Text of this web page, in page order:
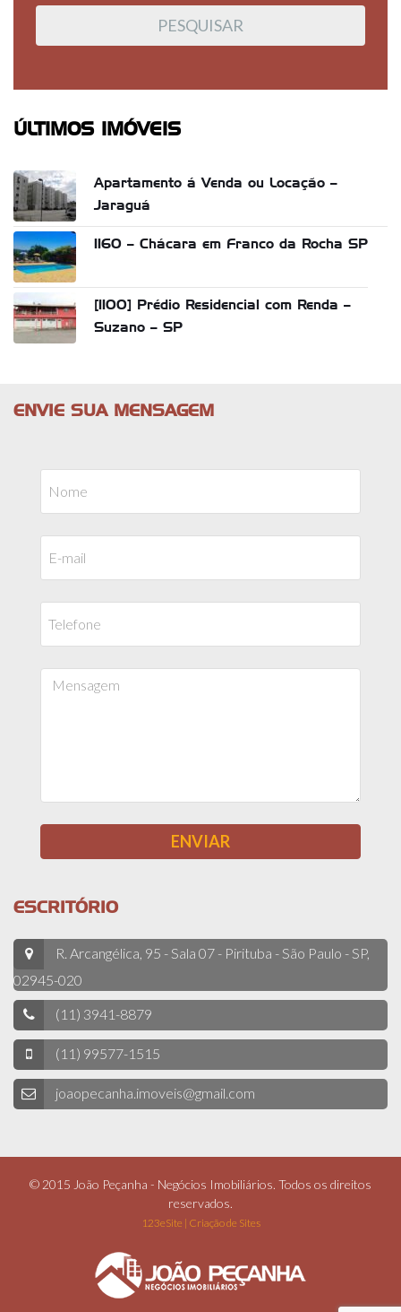
ÚLTIMOS IMÓVEIS
Apartamento á Venda ou Locação –
Jaraguá
1160 – Chácara em Franco da Rocha SP
[1100] Prédio Residencial com Renda –
Suzano – SP
ENVIE SUA MENSAGEM
ESCRITÓRIO
R. Arcangélica, 95 - Sala 07 - Pirituba - São Paulo - SP,
02945-020
(11) 3941-8879
(11) 99577-1515
joaopecanha.imoveis@gmail.com
© 2015 João Peçanha - Negócios Imobiliários. Todos os direitos
reservados.
123eSite | Criação de Sites